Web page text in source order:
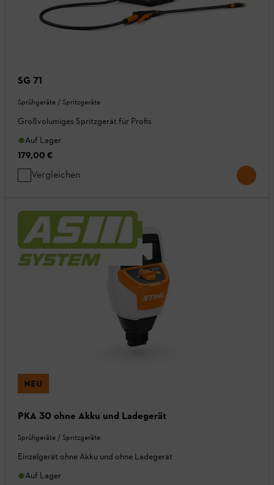
SG 71
Sprühgeräte / Spritzgeräte
Großvolumiges Spritzgerät für Profis
Auf Lager
179,00 €
Vergleichen
NEU
PKA 30 ohne Akku und Ladegerät
Sprühgeräte / Spritzgeräte
Einzelgerät ohne Akku und ohne Ladegerät
Auf Lager